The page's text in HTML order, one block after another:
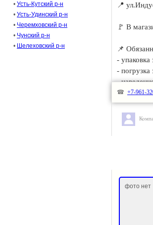
• Усть-Кутский р-н
• Усть-Удинский р-н
• Черемховский р-н
• Чунский р-н
• Шелеховский р-н
📍
🚩 В
📌
- упаковка
-
-
- ведение
- помощь
📌
📌 Условия
☎ +7-961-
фото нет